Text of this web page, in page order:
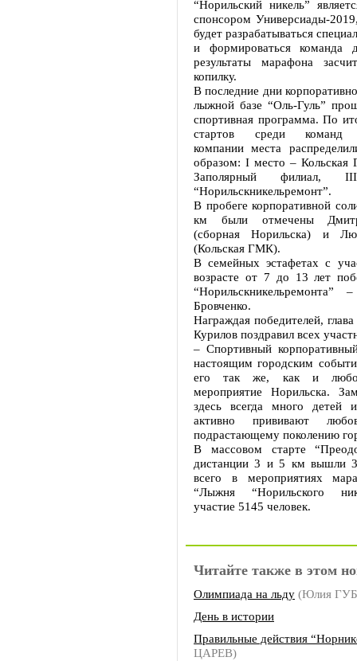
“Норильский никель”
спонсором Универсиады-
будет разрабатываться
и формироваться команда
результаты марафона
копилку.
В последние дни
лыжной базе “Оль-Гуль”
спортивная программа. По
стартов среди команд
компании места
образом: I место –
Заполярный
“Норильскникельремонт”.
В пробеге корпоративной
км были отмечены
(сборная Норильска) и
(Кольская ГМК).
В семейных эстафетах с
возрасте от 7 до 13 лет
Бровченко.
Награждая победителей,
Курилов поздравил всех
– Спортивный
настоящим городским
его так же, как и
мероприятие Норильска.
здесь всегда много детей
активно прививают
подрастающему поколению
В массовом старте
дистанции 3 и 5 км вышли
всего в мероприятиях
“Лыжня “Норильского
участие 5145 человек.
Читайте также в этом
Олимпиада на льду (Юлия
День в истории
Правильные действия
ЦАРЕВ)